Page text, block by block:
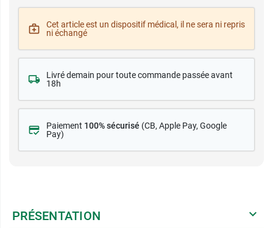
Cet article est un dispositif médical, il ne sera ni repris
ni échangé
Livré demain pour toute commande passée avant
18h
Paiement 100% sécurisé (CB, Apple Pay, Google
Pay)
PRÉSENTATION